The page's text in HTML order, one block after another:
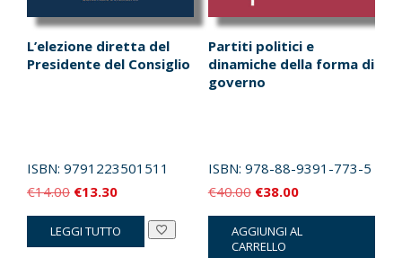
L’elezione diretta del
Presidente del Consiglio
ISBN: 9791223501511
€14.00 Il
prezzo
originale
€13.30Il
prezzo
attuale
LEGGI TUTTO
Partiti politici e
dinamiche della forma di
governo
ISBN: 978-88-9391-773-5
€40.00 Il
prezzo
originale
€38.00Il
prezzo
attuale
AGGIUNGI AL
CARRELLO